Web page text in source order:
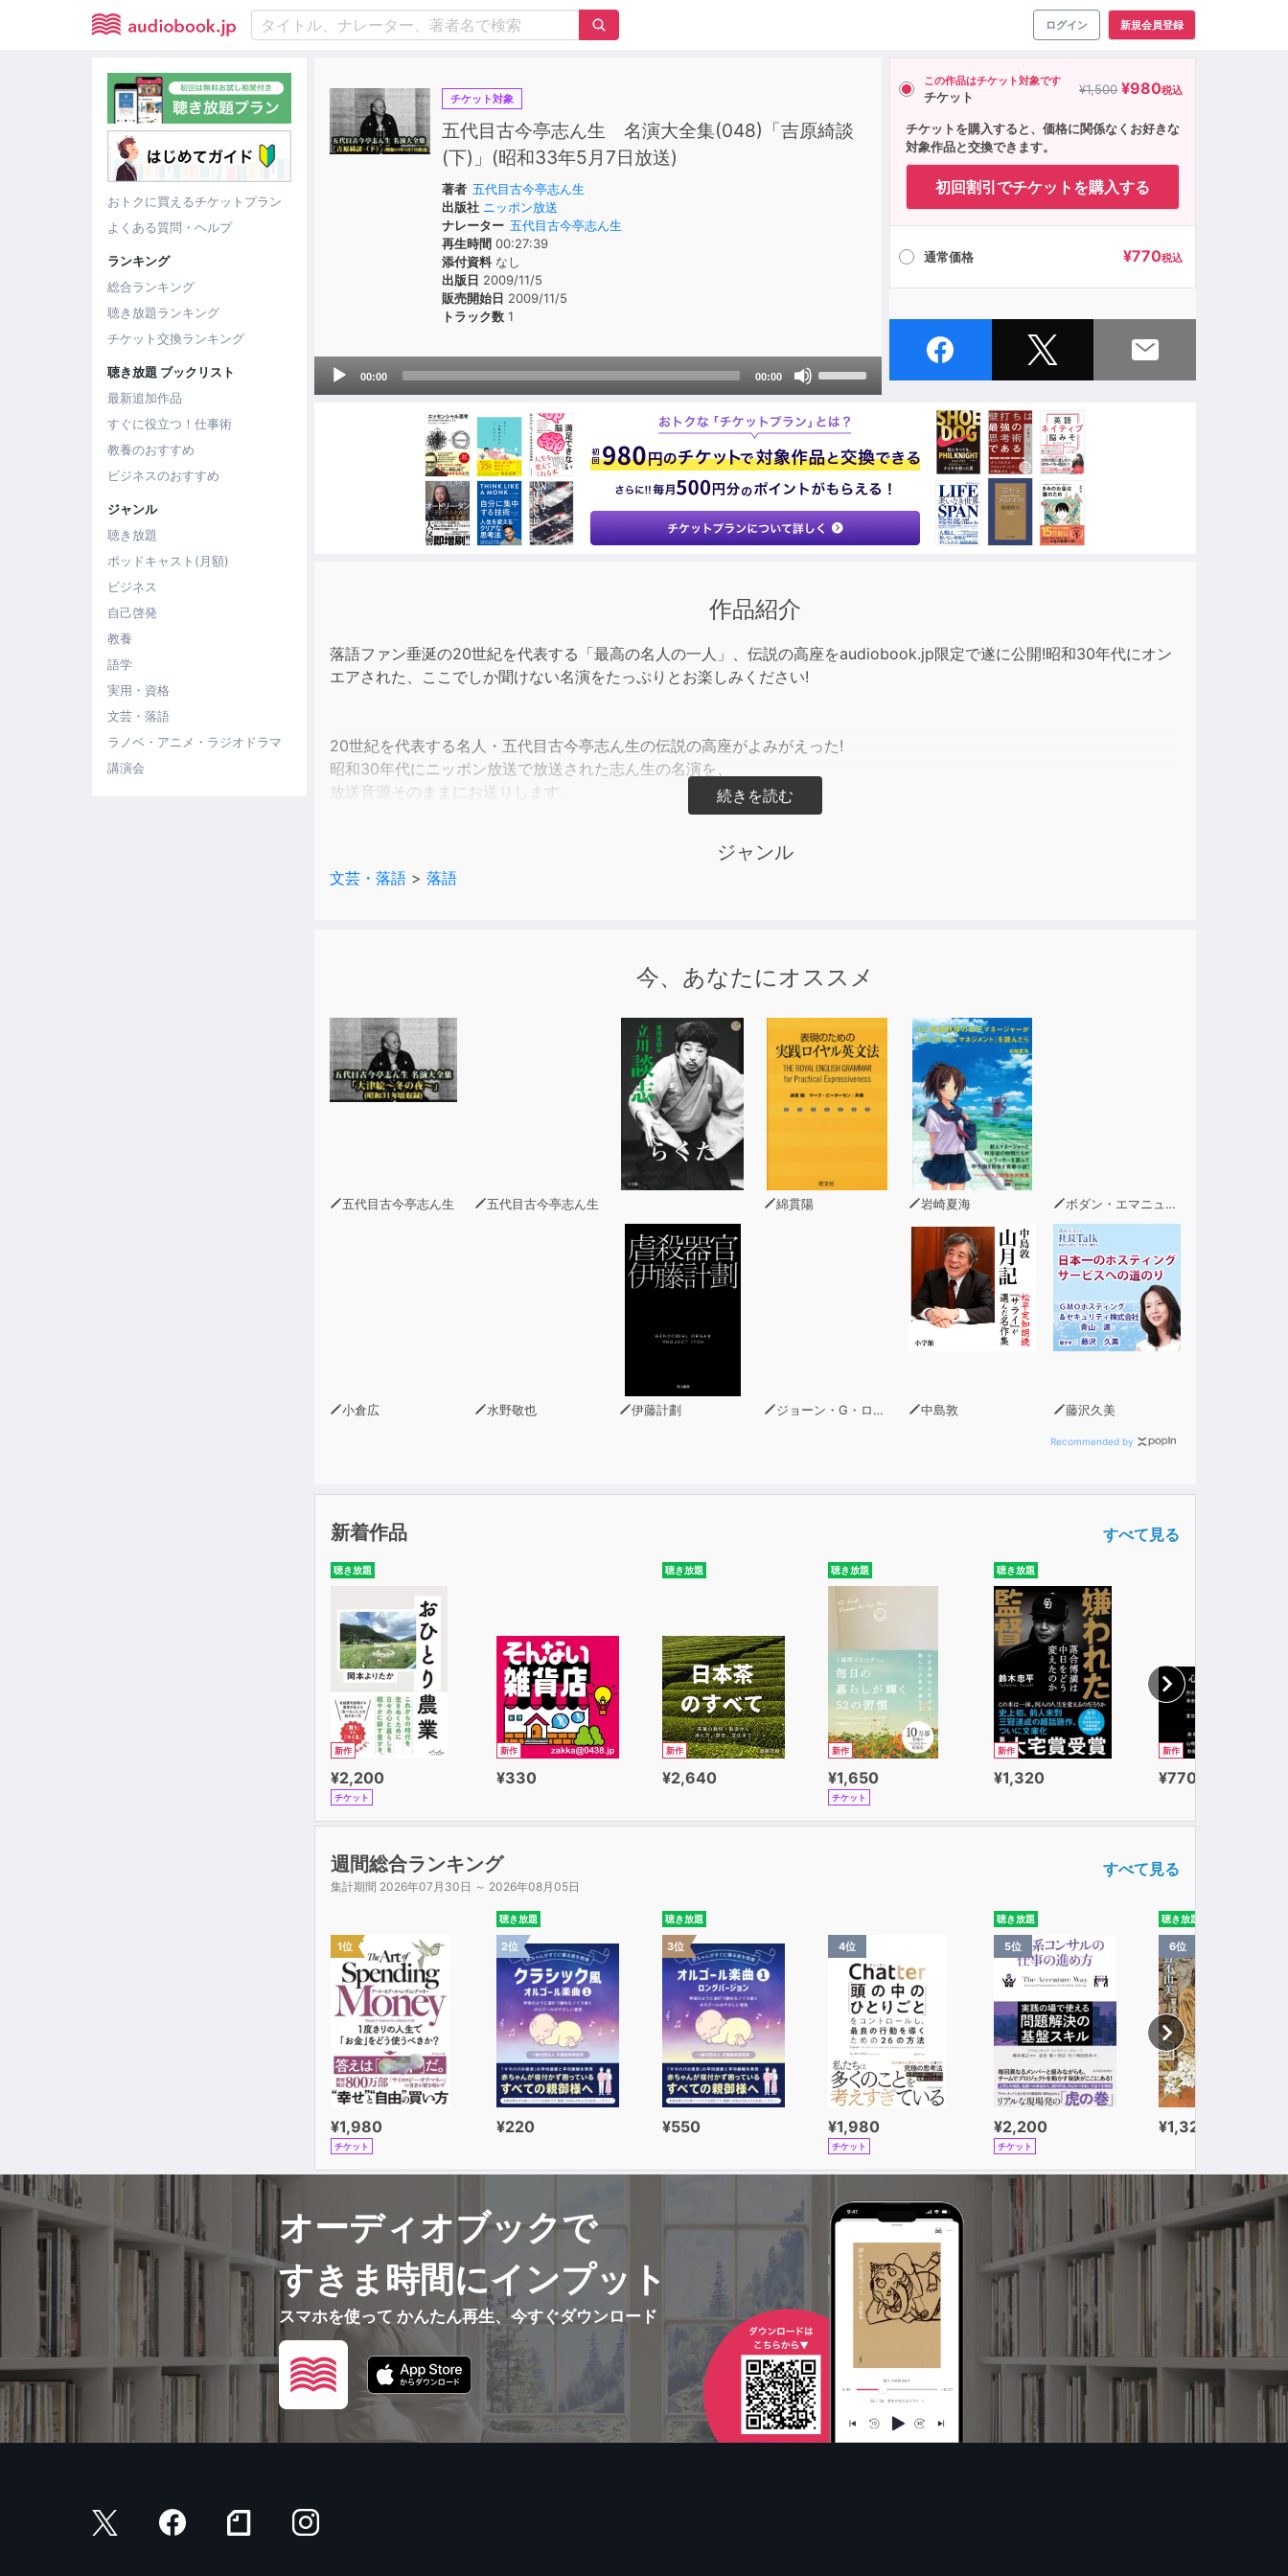
ログイン 新規会員登録
おトクに買えるチケットプラン
よくある質問・ヘルプ
ランキング
総合ランキング
聴き放題ランキング
チケット交換ランキング
聴き放題 ブックリスト
最新追加作品
すぐに役立つ！仕事術
教養のおすすめ
ビジネスのおすすめ
ジャンル
聴き放題
ポッドキャスト(月額)
ビジネス
自己啓発
教養
語学
実用・資格
文芸・落語
ラノベ・アニメ・ラジオドラマ
講演会
チケット対象
五代目古今亭志ん生 名演大全集(048)「吉原綺談
(下)」(昭和33年5月7日放送)
著者 五代目古今亭志ん生
出版社 ニッポン放送
ナレーター 五代目古今亭志ん生
再生時間00:27:39
添付資料なし
出版日 2009/11/5
販売開始日 2009/11/5
トラック数1
Audio
00:00 00:00
Arrow
keys
to
increase
decrease
volume.
この作品はチケット対象です
チケット ¥1,500 ¥980税込
チケットを購入すると、価格に関係なくお好きな
対象作品と交換できます。
初回割引でチケットを購入する
通常価格 ¥770税込
作品紹介
落語ファン垂涎の20世紀を代表する「最高の名人の一人」、伝説の高座をaudiobook.jp限定で遂に公開!昭和30年代にオン
エアされた、ここでしか聞けない名演をたっぷりとお楽しみください!
20世紀を代表する名人・五代目古今亭志ん生の伝説の高座がよみがえった!
昭和30年代にニッポン放送で放送された志ん生の名演を、
放送音源そのままにお送りします。
収録演目は、昭和33年5月7日にニッポン放送で放送された「吉原綺談(下)」。
ジャンル
文芸・落語 > 落語
今、あなたにオススメ
五代目古今亭志ん生 五代目古今亭志ん生 綿貫陽 岩崎夏海 ボダン・エマニュエル
小倉広 水野敬也 伊藤計劃 ジョーン・G・ロビンソン 中島敦 藤沢久美
Recommended by
新着作品 すべて見る
聴き放題
新作
¥2,200
チケット
新作
¥330
聴き放題
新作
¥2,640
聴き放題
新作
¥1,650
チケット
聴き放題
新作
¥1,320
新作
¥770
週間総合ランキング
集計期間 2026年07月30日 ～ 2026年08月05日
すべて見る
1位
¥1,980
チケット
聴き放題
2位
¥220
聴き放題
3位
¥550
4位
¥1,980
チケット
聴き放題
5位
¥2,200
チケット
聴き放題
6位
¥1,320
オーディオブックで
すきま時間にインプット
スマホを使って かんたん再生、今すぐダウンロード